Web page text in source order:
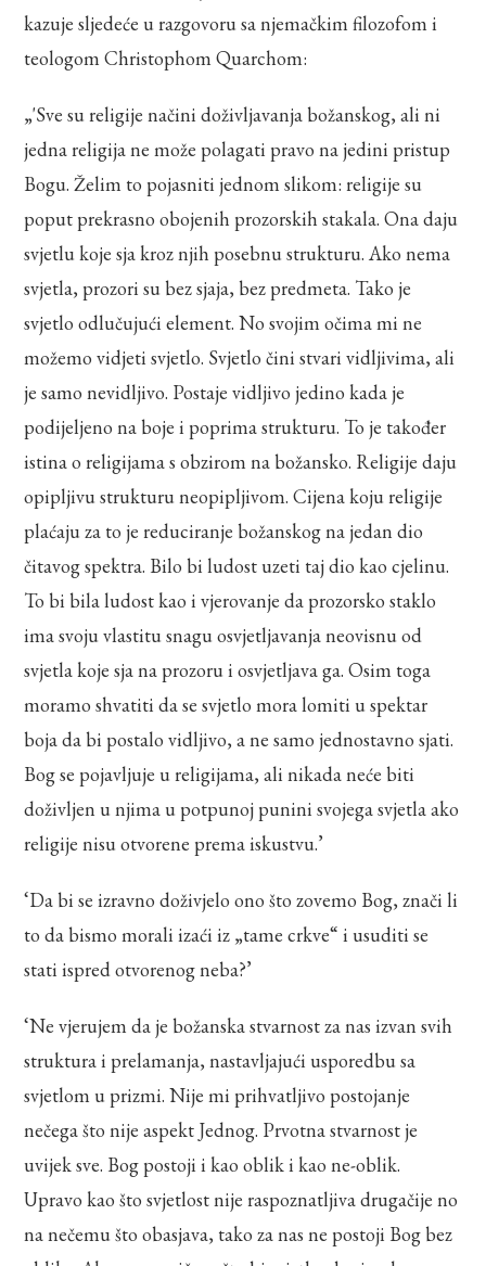
kazuje sljedeće u razgovoru sa njemačkim filozofom i
teologom Christophom Quarchom:
„'Sve su religije načini doživljavanja božanskog, ali ni
jedna religija ne može polagati pravo na jedini pristup
Bogu. Želim to pojasniti jednom slikom: religije su
poput prekrasno obojenih prozorskih stakala. Ona daju
svjetlu koje sja kroz njih posebnu strukturu. Ako nema
svjetla, prozori su bez sjaja, bez predmeta. Tako je
svjetlo odlučujući element. No svojim očima mi ne
možemo vidjeti svjetlo. Svjetlo čini stvari vidljivima, ali
je samo nevidljivo. Postaje vidljivo jedino kada je
podijeljeno na boje i poprima strukturu. To je također
istina o religijama s obzirom na božansko. Religije daju
opipljivu strukturu neopipljivom. Cijena koju religije
plaćaju za to je reduciranje božanskog na jedan dio
čitavog spektra. Bilo bi ludost uzeti taj dio kao cjelinu.
To bi bila ludost kao i vjerovanje da prozorsko staklo
ima svoju vlastitu snagu osvjetljavanja neovisnu od
svjetla koje sja na prozoru i osvjetljava ga. Osim toga
moramo shvatiti da se svjetlo mora lomiti u spektar
boja da bi postalo vidljivo, a ne samo jednostavno sjati.
Bog se pojavljuje u religijama, ali nikada neće biti
doživljen u njima u potpunoj punini svojega svjetla ako
religije nisu otvorene prema iskustvu.’
‘Da bi se izravno doživjelo ono što zovemo Bog, znači li
to da bismo morali izaći iz „tame crkve“ i usuditi se
stati ispred otvorenog neba?’
‘Ne vjerujem da je božanska stvarnost za nas izvan svih
struktura i prelamanja, nastavljajući usporedbu sa
svjetlom u prizmi. Nije mi prihvatljivo postojanje
nečega što nije aspekt Jednog. Prvotna stvarnost je
uvijek sve. Bog postoji i kao oblik i kao ne-oblik.
Upravo kao što svjetlost nije raspoznatljiva drugačije no
na nečemu što obasjava, tako za nas ne postoji Bog bez